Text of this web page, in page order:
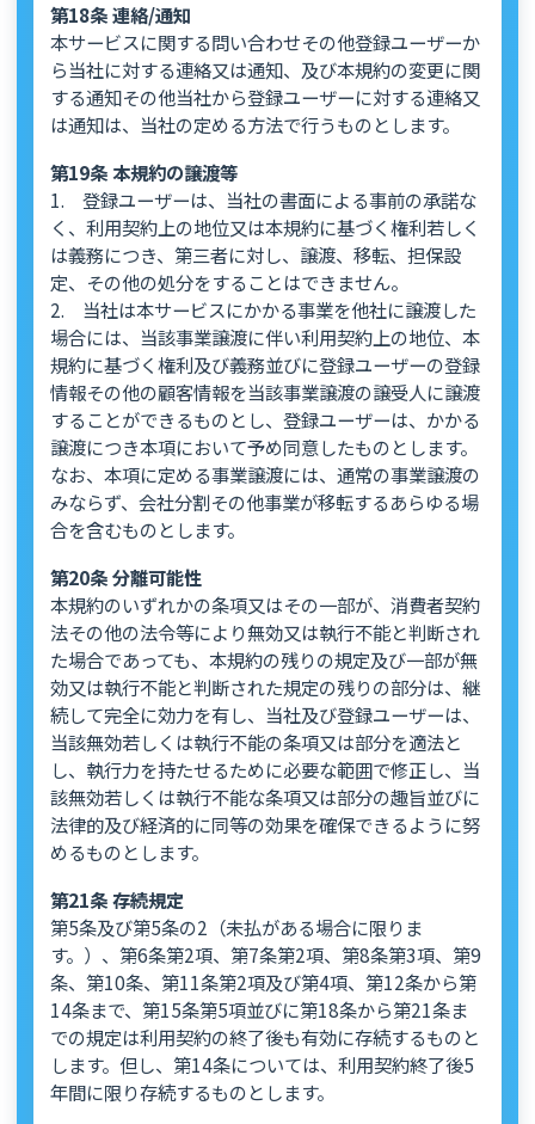
第18条 連絡/通知
本サービスに関する問い合わせその他登録ユーザーか
ら当社に対する連絡又は通知、及び本規約の変更に関
する通知その他当社から登録ユーザーに対する連絡又
は通知は、当社の定める方法で行うものとします。
第19条 本規約の譲渡等
1. 登録ユーザーは、当社の書面による事前の承諾な
く、利用契約上の地位又は本規約に基づく権利若しく
は義務につき、第三者に対し、譲渡、移転、担保設
定、その他の処分をすることはできません。
2. 当社は本サービスにかかる事業を他社に譲渡した
場合には、当該事業譲渡に伴い利用契約上の地位、本
規約に基づく権利及び義務並びに登録ユーザーの登録
情報その他の顧客情報を当該事業譲渡の譲受人に譲渡
することができるものとし、登録ユーザーは、かかる
譲渡につき本項において予め同意したものとします。
なお、本項に定める事業譲渡には、通常の事業譲渡の
みならず、会社分割その他事業が移転するあらゆる場
合を含むものとします。
第20条 分離可能性
本規約のいずれかの条項又はその一部が、消費者契約
法その他の法令等により無効又は執行不能と判断され
た場合であっても、本規約の残りの規定及び一部が無
効又は執行不能と判断された規定の残りの部分は、継
続して完全に効力を有し、当社及び登録ユーザーは、
当該無効若しくは執行不能の条項又は部分を適法と
し、執行力を持たせるために必要な範囲で修正し、当
該無効若しくは執行不能な条項又は部分の趣旨並びに
法律的及び経済的に同等の効果を確保できるように努
めるものとします。
第21条 存続規定
第5条及び第5条の2（未払がある場合に限りま
す。）、第6条第2項、第7条第2項、第8条第3項、第9
条、第10条、第11条第2項及び第4項、第12条から第
14条まで、第15条第5項並びに第18条から第21条ま
での規定は利用契約の終了後も有効に存続するものと
します。但し、第14条については、利用契約終了後5
年間に限り存続するものとします。